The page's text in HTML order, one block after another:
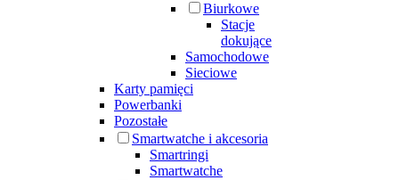
Biurkowe
Stacje
dokujące
Samochodowe
Sieciowe
Karty pamięci
Powerbanki
Pozostałe
Smartwatche i akcesoria
Smartringi
Smartwatche